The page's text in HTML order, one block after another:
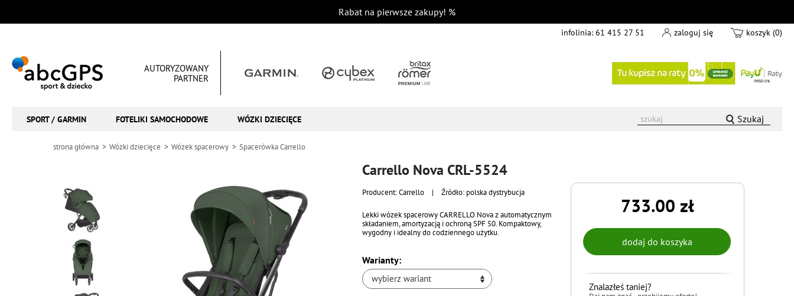
Rabat na pierwsze zakupy! %
infolinia: 61 415 27 51 zaloguj się koszyk (0)
AUTORYZOWANY
PARTNER
SPORT / GARMIN FOTELIKI SAMOCHODOWE WÓZKI DZIECIĘCE Szukaj
strona główna Wózki dziecięce Wózek spacerowy Spacerówka Carrello
Carrello Nova CRL-5524
Producent:Carrello | Źródło: polska dystrybucja
Lekki wózek spacerowy CARRELLO Nova z automatycznym
składaniem, amortyzacją i ochroną SPF 50. Kompaktowy,
wygodny i idealny do codziennego użytku.
Warianty:
wybierz wariant
733.00 zł
Znalazłeś taniej?